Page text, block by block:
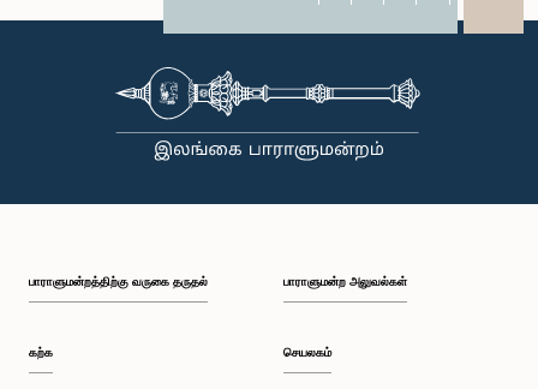
பாராளுமன்றத்திற்கு வருகை தருதல்
கற்க
பாராளுமன்ற அலுவல்கள்
செயலகம்